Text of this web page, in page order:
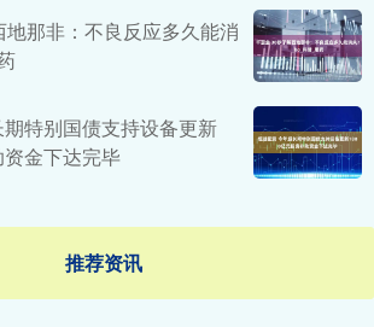
那非：不良反应多久能消
特别国债支持设备更新
金下达完毕
推荐资讯